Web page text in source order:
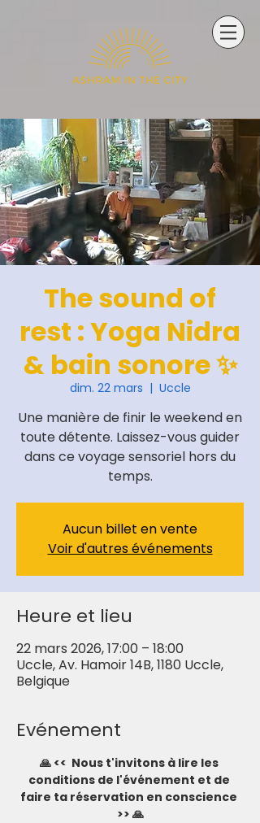
The sound of
rest : Yoga Nidra
& bain sonore ✨
dim. 22 mars
  |
Uccle
Une manière de finir le weekend en
toute détente. Laissez-vous guider
dans ce voyage sensoriel hors du
temps.
Aucun billet en vente
Voir d'autres événements
Heure et lieu
22 mars 2026, 17:00 – 18:00
Uccle, Av. Hamoir 14B, 1180 Uccle,
Belgique
Evénement
🙏 <<  Nous t'invitons à lire les
conditions de l'événement et de
faire ta réservation en conscience
>> 🙏